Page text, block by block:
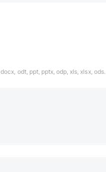
odt, ppt, pptx, odp, xls, xlsx, ods.